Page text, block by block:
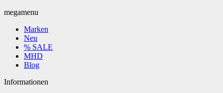
megamenu
Marken
Neu
% SALE
MHD
Blog
Informationen